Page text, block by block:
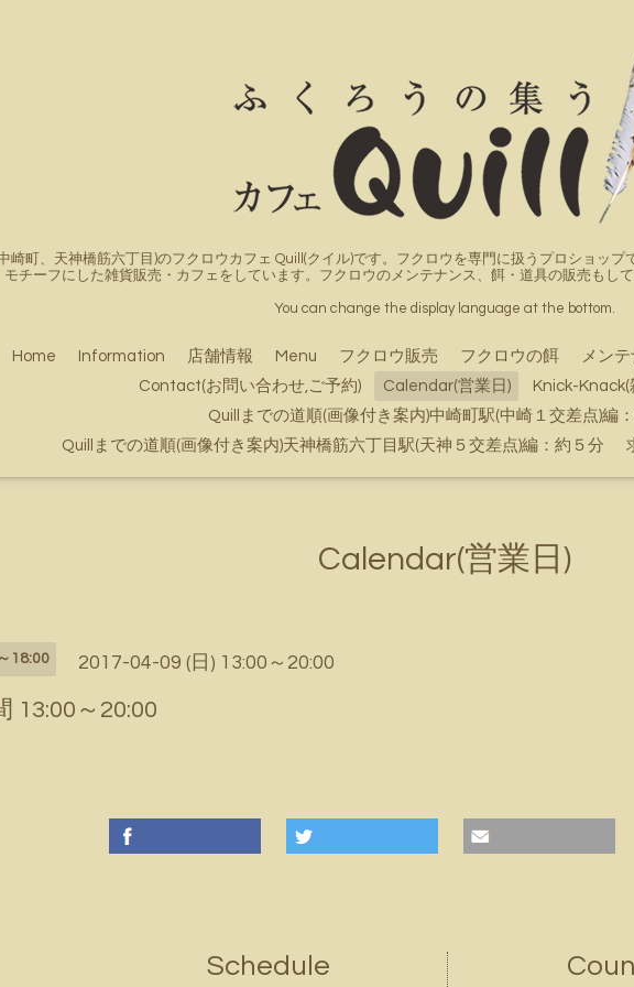
崎町、天神橋筋六丁目)のフクロウカフェ Quill(クイル)です。フクロウを専門に扱うプロショッ
モチーフにした雑貨販売・カフェをしています。フクロウのメンテナンス、餌・道具の販売もし
You can change the display language at the bottom.
Home Information 店舗情報 Menu フクロウ販売 フクロウの餌 メン
Contact(お問い合わせ,ご予約)
Calendar(営業日) Knick-Knack(
Quillまでの道順(画像付き案内)中崎町駅(中崎１交差点)編
Quillまでの道順(画像付き案内)天神橋筋六丁目駅(天神５交差点)編：約５分
Calendar(営業日)
18:00 2017-04-09 (日) 13:00～20:00
13:00～20:00
Schedule